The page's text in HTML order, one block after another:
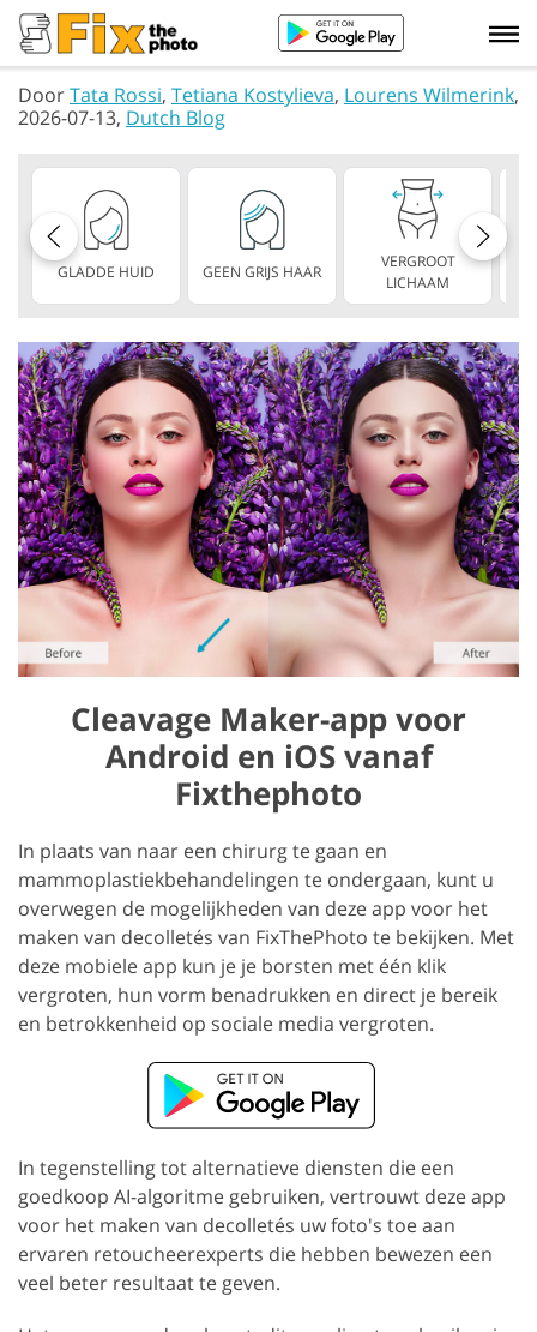
DoorTata Rossi, Tetiana Kostylieva, Lourens Wilmerink,
2026-07-13, Dutch Blog
GLADDE HUID GEEN GRIJS HAAR
VERGROOT
LICHAAM
Cleavage Maker-app voor
Android en iOS vanaf
Fixthephoto
In plaats van naar een chirurg te gaan en
mammoplastiekbehandelingen te ondergaan, kunt u
overwegen de mogelijkheden van deze app voor het
maken van decolletés van FixThePhoto te bekijken. Met
deze mobiele app kun je je borsten met één klik
vergroten, hun vorm benadrukken en direct je bereik
en betrokkenheid op sociale media vergroten.
In tegenstelling tot alternatieve diensten die een
goedkoop AI-algoritme gebruiken, vertrouwt deze app
voor het maken van decolletés uw foto's toe aan
ervaren retoucheerexperts die hebben bewezen een
veel beter resultaat te geven.